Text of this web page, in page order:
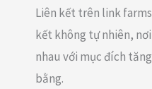
Liên kết trên link
kết không tự nhiên,
nhau với mục đích
bằng.